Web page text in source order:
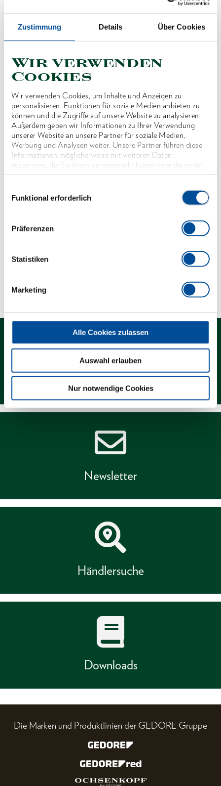
Zustimmung Details Über Cookies
Wir verwenden
Cookies
Wir verwenden Cookies, um Inhalte und Anzeigen zu
personalisieren, Funktionen für soziale Medien anbieten zu
können und die Zugriffe auf unsere Website zu analysieren.
Außerdem geben wir Informationen zu Ihrer Verwendung
unserer Website an unsere Partner für soziale Medien,
Werbung und Analysen weiter. Unsere Partner führen diese
Informationen möglicherweise mit weiteren Daten
zusammen, die Sie ihnen bereitgestellt haben oder die sie im
Rahmen Ihrer Nutzung der Dienste gesammelt haben. Unsere
Funktional erforderlich
Präferenzen
Statistiken
Marketing
Alle Cookies zulassen
Auswahl erlauben
Nur notwendige Cookies
HÄNDLER FINDEN
Produktlinie EAN4010886621158
Produktbeschreibung
Ausführung nach DIN 896, Form B, ISO 2236, ISO
1085
Mit Hohlschaft, aus Stahlrohr, DIN 2391 nahtlos,
gehärtet, aus Werkstoff C35, verchromt
Mit Bohrung für Drehstifte No. 26 D und No. 26
RS (bitte separat bestellen)
Kontakt
Newsletter
Händlersuche
Downloads
Die Marken und Produktlinien der GEDORE Gruppe